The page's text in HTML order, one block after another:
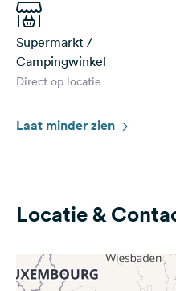
Supermarkt /
Campingwinkel
Direct op locatie
Laat minder zien
Locatie &